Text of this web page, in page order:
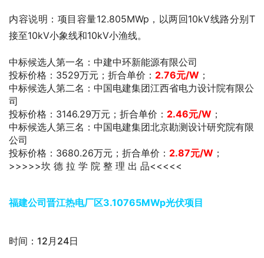
内容说明：项目容量12.805MWp，以两回10kV线路分别T
接至10kV小象线和10kV小渔线。
中标候选人第一名：中建中环新能源有限公司
投标价格：3529万元；折合单价： 2.76元/W ；
中标候选人第二名：中国电建集团江西省电力设计院有限公
司
投标价格：3146.29万元；折合单价： 2.46元/W ；
中标候选人第三名：中国电建集团北京勘测设计研究院有限
公司
投标价格：3680.26万元；折合单价： 2.87元/W ；
>>>>>坎 德 拉 学 院 整 理 出 品<<<<<
福建公司晋江热电厂区3.10765MWp光伏项目
时间：12月24日